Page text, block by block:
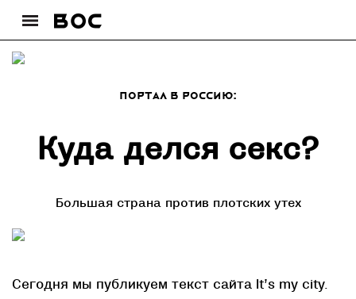
ПортаЛ в Россию:
Куда делся секс?
Большая страна против плотских утех
Сегодня мы публикуем текст сайта It’s my city.